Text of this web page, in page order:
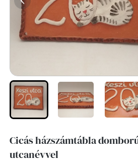
Cicás házszámtábla
utcanévvel